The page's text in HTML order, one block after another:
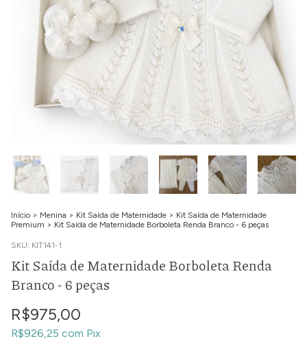
Início > Menina > Kit Saída de Maternidade > Kit Saída de Maternidade
Premium > Kit Saída de Maternidade Borboleta Renda Branco - 6 peças
SKU: KIT141-1
Kit Saída de Maternidade Borboleta Renda
Branco - 6 peças
R$975,00
R$926,25 com Pix